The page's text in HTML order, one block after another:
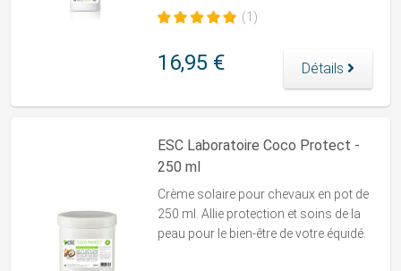
(1)
16,95 € Détails
ESC Laboratoire Coco Protect -
250 ml
Crème solaire pour chevaux en pot de
250 ml. Allie protection et soins de la
peau pour le bien-être de votre équidé.